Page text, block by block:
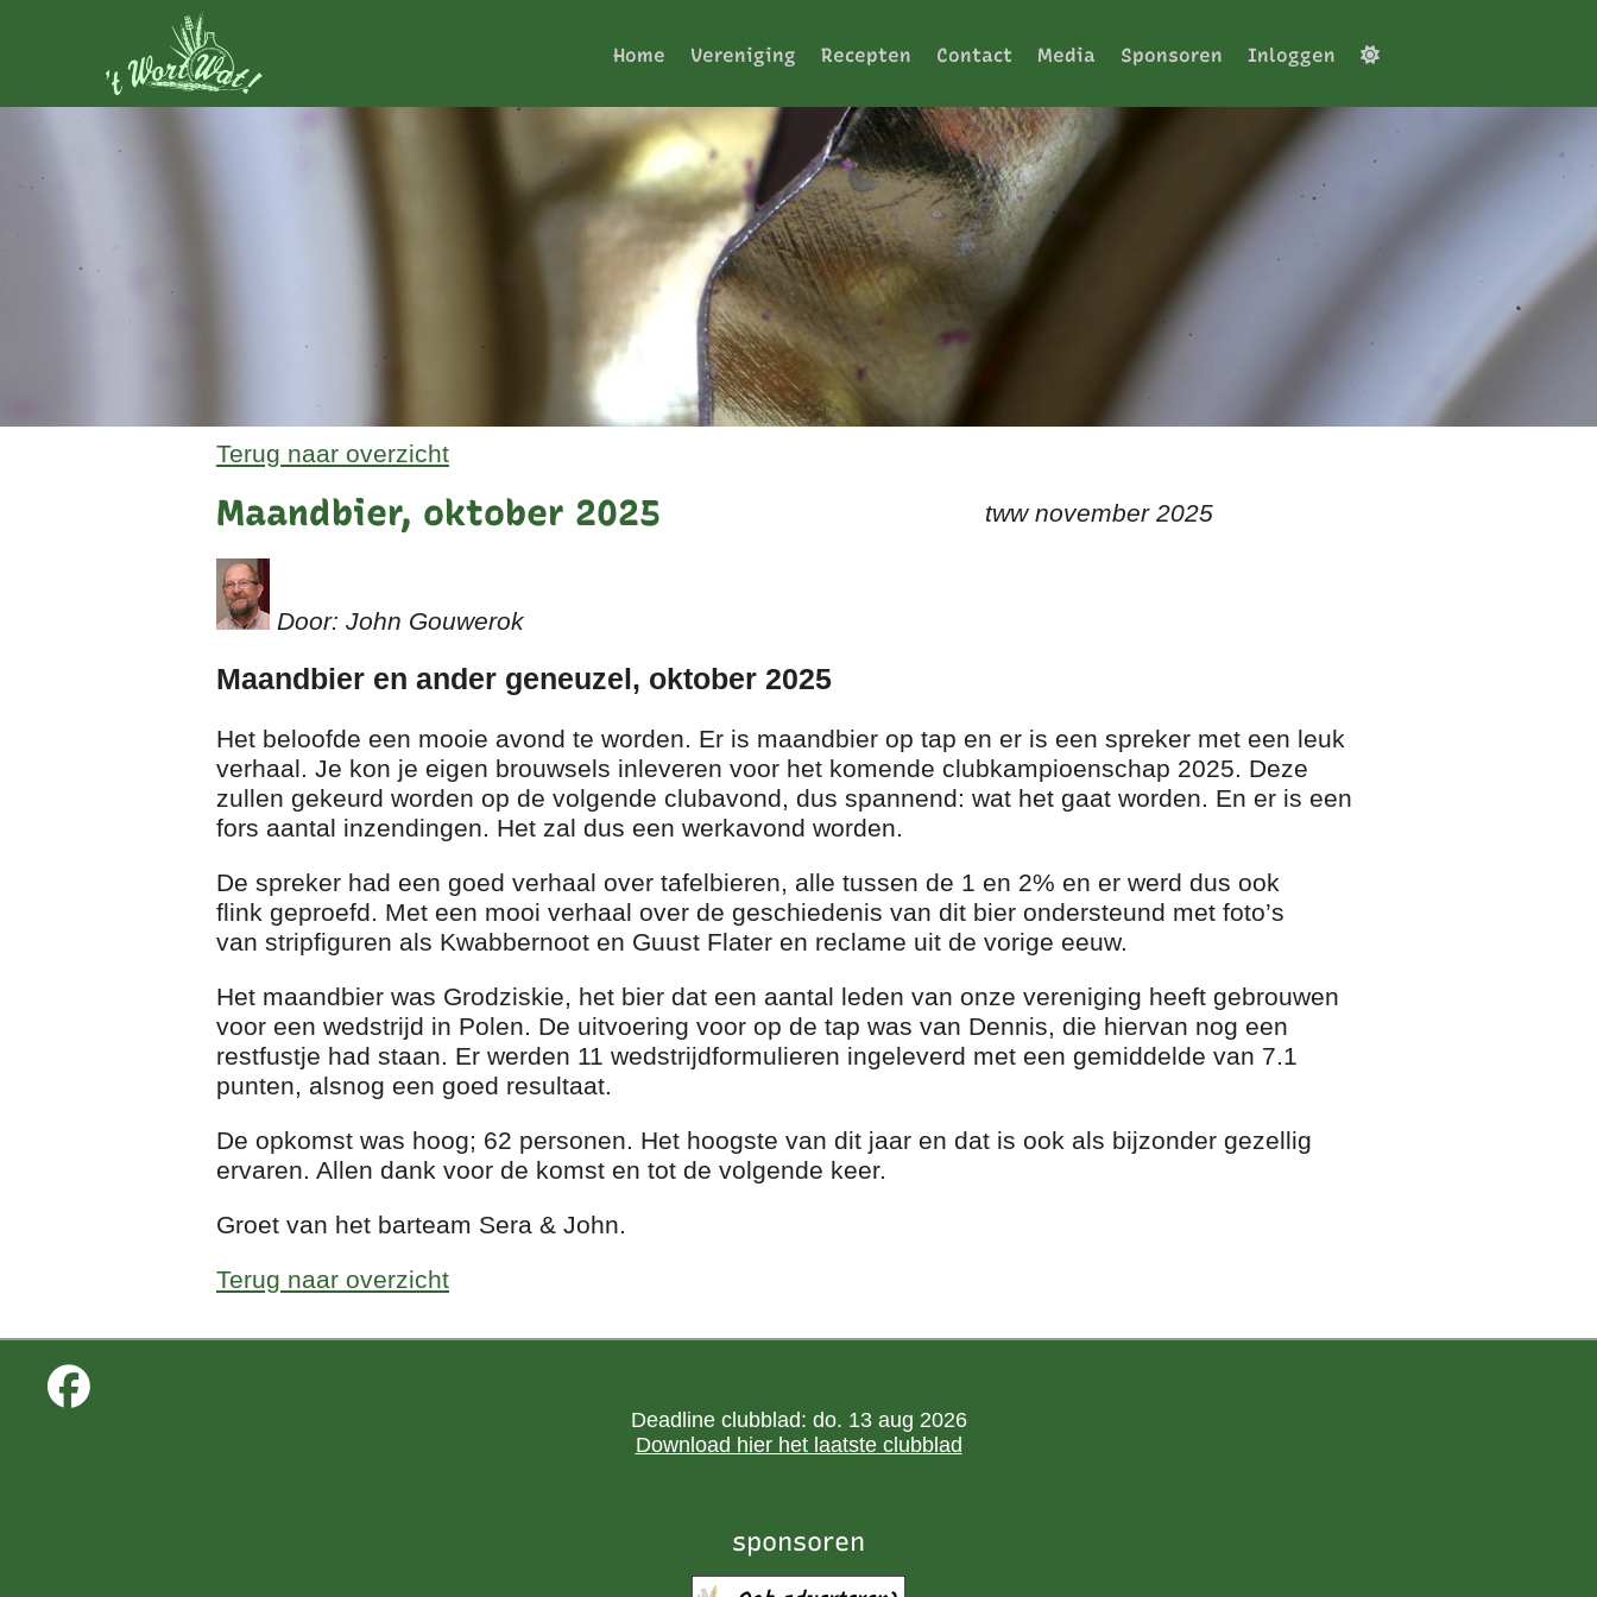
Terug naar overzicht
Maandbier, oktober 2025 tww november 2025
Door: John Gouwerok
Maandbier en ander geneuzel, oktober 2025
Het beloofde een mooie avond te worden. Er is maandbier op tap en er is een spreker met een leuk
verhaal. Je kon je eigen brouwsels inleveren voor het komende clubkampioenschap 2025. Deze
zullen gekeurd worden op de volgende clubavond, dus spannend: wat het gaat worden. En er is een
fors aantal inzendingen. Het zal dus een werkavond worden.
De spreker had een goed verhaal over tafelbieren, alle tussen de 1 en 2% en er werd dus ook
flink geproefd. Met een mooi verhaal over de geschiedenis van dit bier ondersteund met foto’s
van stripfiguren als Kwabbernoot en Guust Flater en reclame uit de vorige eeuw.
Het maandbier was Grodziskie, het bier dat een aantal leden van onze vereniging heeft gebrouwen
voor een wedstrijd in Polen. De uitvoering voor op de tap was van Dennis, die hiervan nog een
restfustje had staan. Er werden 11 wedstrijdformulieren ingeleverd met een gemiddelde van 7.1
punten, alsnog een goed resultaat.
De opkomst was hoog; 62 personen. Het hoogste van dit jaar en dat is ook als bijzonder gezellig
ervaren. Allen dank voor de komst en tot de volgende keer.
Groet van het barteam Sera & John.
Terug naar overzicht
Home Vereniging Recepten Contact Media Sponsoren Inloggen
Deadline clubblad: do. 13 aug 2026
Download hier het laatste clubblad
sponsoren